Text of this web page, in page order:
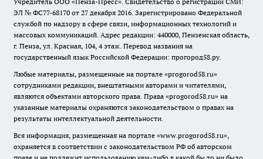
ЭЛ № ФС77-68170 от 27 декабря 2016. Зарегистрировано Федеральной
службой по надзору в сфере связи, информационных технологий и
массовых коммуникаций. Адрес редакции: 440000, Пензенская область,
г. Пенза, ул. Красная, 104, 4 этаж. Перевод названия на
государственный язык Российской Федерации: прогород58.ру.
Любые материалы, размещенные на портале «progorod58.ru»
сотрудниками редакции, внештатными авторами и читателями,
являются объектами авторского права. Права «progorod58.ru» на
указанные материалы охраняются законодательством о правах на
результаты интеллектуальной деятельности.
Вся информация, размещенная на портале «www.progorod58.ru»,
охраняется в соответствии с законодательством РФ об авторском